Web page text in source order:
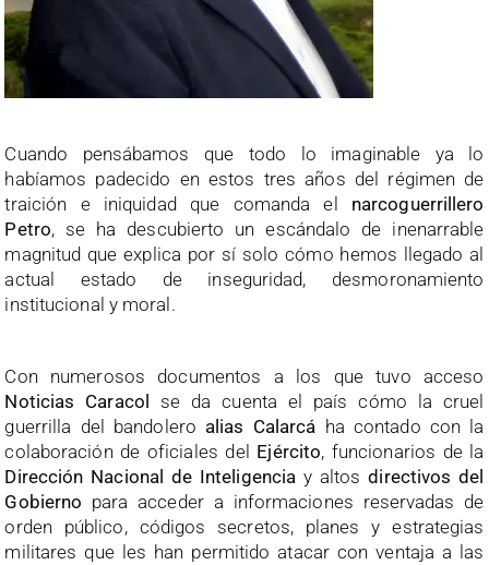
Cuando pensábamos que todo lo imaginable ya lo
habíamos padecido en estos tres años del régimen de
traición e iniquidad que comanda el narcoguerrillero
Petro, se ha descubierto un escándalo de inenarrable
magnitud que explica por sí solo cómo hemos llegado al
actual estado de inseguridad, desmoronamiento
institucional y moral.
Con numerosos documentos a los que tuvo acceso
Noticias Caracol
se da cuenta el país cómo la cruel
guerrilla del bandolero alias Calarcá ha contado con la
colaboración de oficiales del Ejército, funcionarios de la
Dirección Nacional de Inteligencia y altosdirectivos del
Gobierno para acceder a informaciones reservadas de
orden público, códigos secretos, planes y estrategias
militares que les han permitido atacar con ventaja a las